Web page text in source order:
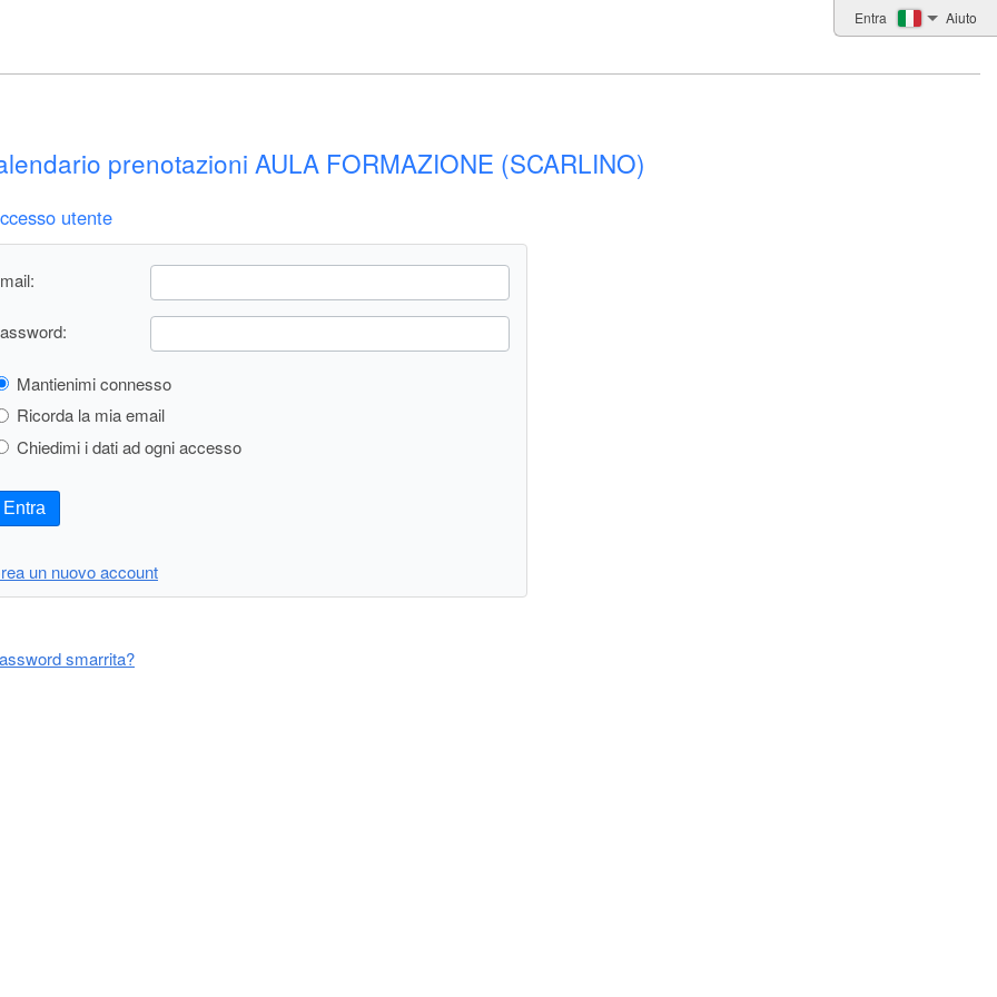
Entra Aiuto
prenotazioni AULA FORMAZIONE (SCARLINO)
utente
Mantienimi connesso
Ricorda la mia email
Chiedimi i dati ad ogni accesso
Entra
un nuovo account
smarrita?